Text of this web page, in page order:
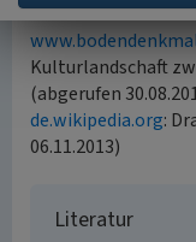
Internet
Kulturlandschaft
(abgerufen
de.wikipedia.org:
06.11.2013)
Literatur